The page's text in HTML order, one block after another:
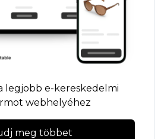
legjobb e-kereskedelmi
webhelyéhez
meg többet